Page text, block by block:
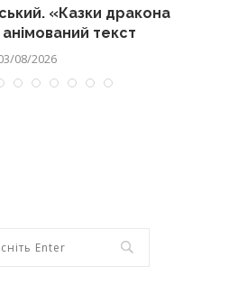
«Казки дракона
текст
08/2026